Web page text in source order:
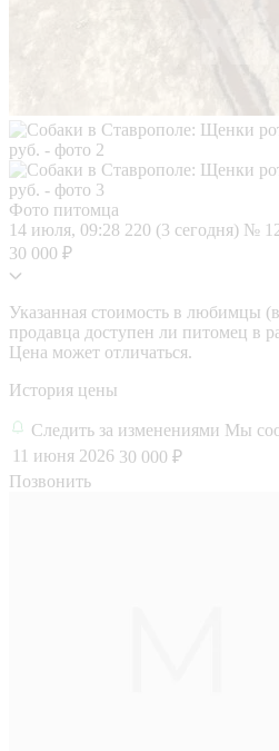
Фото питомца
14 июля, 09:28 220 (3 сегодня) №
30 000 ₽
Указанная стоимость в любимцы
продавца доступен ли питомец в
Цена может отличаться.
История цены
Следить за изменениями Мы
11 июня 2026 30 000 ₽
Позвонить